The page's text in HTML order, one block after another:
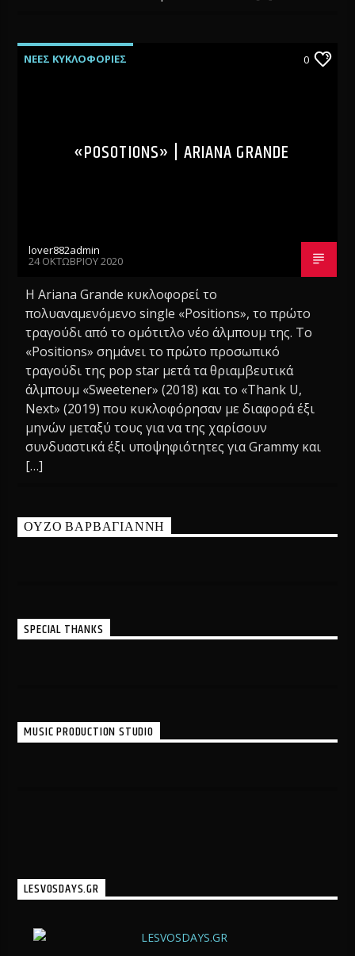
ΝΕΕΣ ΚΥΚΛΟΦΟΡΙΕΣ 0
«POSOTIONS» | ARIANA GRANDE
lover882admin
24 ΟΚΤΩΒΡΊΟΥ 2020
Η Ariana Grande κυκλοφορεί το
πολυαναμενόμενο single «Positions», το πρώτο
τραγούδι από το ομότιτλο νέο άλμπουμ της. Το
«Positions» σημάνει το πρώτο προσωπικό
τραγούδι της pop star μετά τα θριαμβευτικά
άλμπουμ «Sweetener» (2018) και το «Thank U,
Next» (2019) που κυκλοφόρησαν με διαφορά έξι
μηνών μεταξύ τους για να της χαρίσουν
συνδυαστικά έξι υποψηφιότητες για Grammy και
[…]
ΟΥΖΟ ΒΑΡΒΑΓΙΑΝΝΗ
SPECIAL THANKS
MUSIC PRODUCTION STUDIO
LESVOSDAYS.GR